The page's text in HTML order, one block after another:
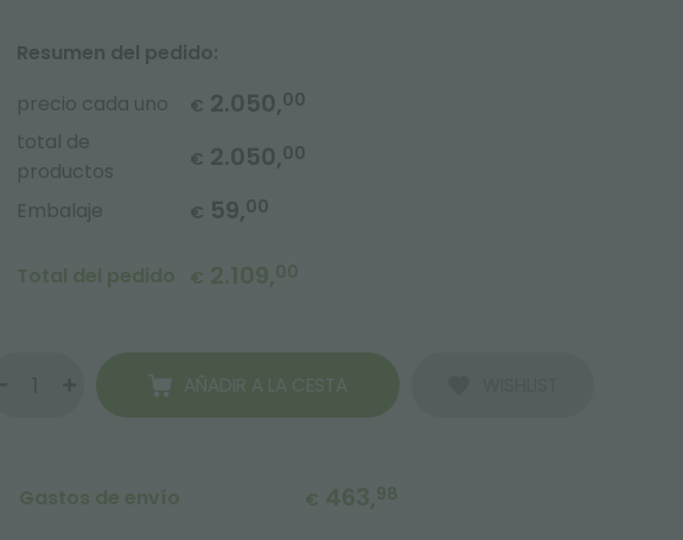
Resumen del pedido:
precio cada uno
€ 2.050,00
total de
productos
€ 2.050,00
Embalaje € 59,00
Total del pedido € 2.109,00
AÑADIR A LA CESTA
Gastos de envío € 463,98